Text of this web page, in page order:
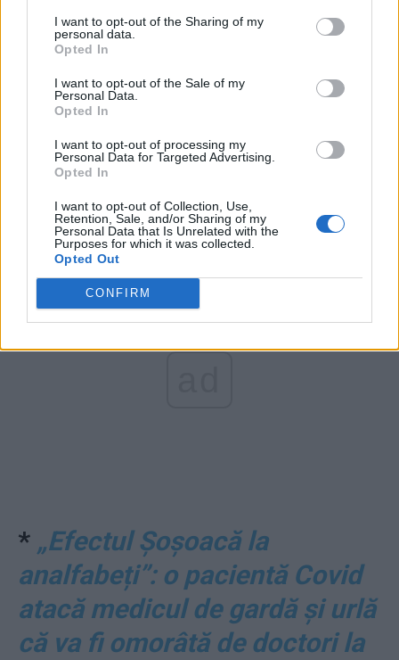
I want to opt-out of the Sharing of my
personal data.
Opted In
I want to opt-out of the Sale of my
Personal Data.
Opted In
I want to opt-out of processing my
Personal Data for Targeted Advertising.
Opted In
I want to opt-out of Collection, Use,
Retention, Sale, and/or Sharing of my
Personal Data that Is Unrelated with the
Purposes for which it was collected.
Opted Out
CONFIRM
de Interne, să-i ceară
suspendarea
jandarmilor care au
ripostat la violențele
ultrașilor
* „Efectul Șoșoacă la
analfabeți”: o pacientă Covid
atacă medicul de gardă și urlă
că va fi omorâtă de doctori la